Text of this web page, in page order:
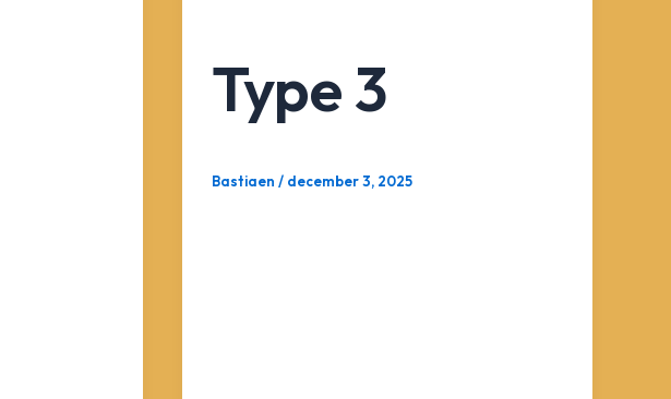
Type 3
Bastiaen / december 3, 2025